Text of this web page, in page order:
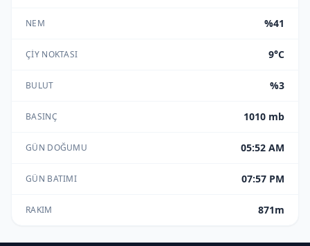
NEM %41
ÇIY NOKTASI 9°C
BULUT %3
BASINÇ 1010 mb
GÜN DOĞUMU 05:52 AM
GÜN BATIMI 07:57 PM
RAKIM 871m